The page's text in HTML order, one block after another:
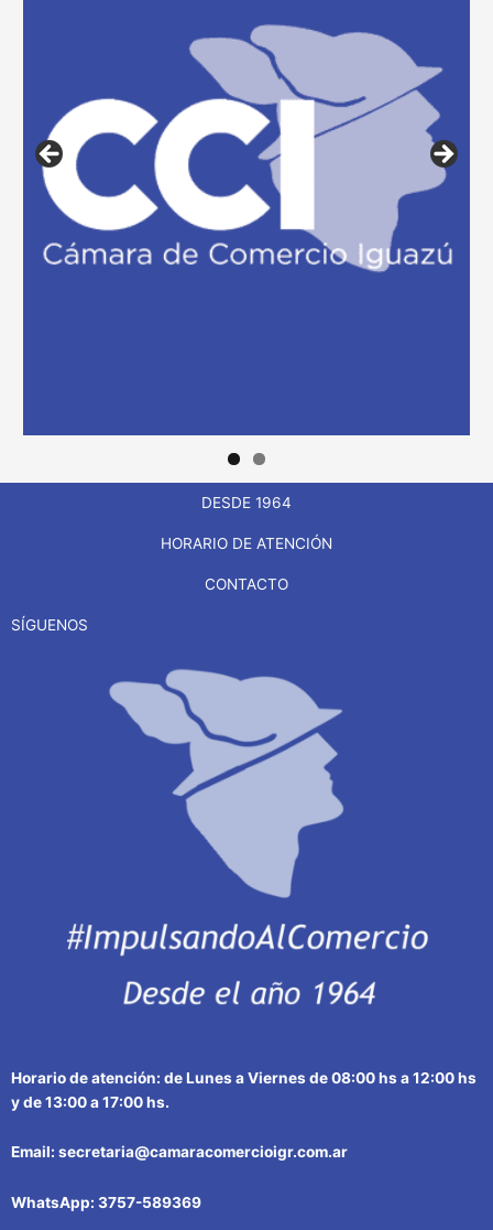
DESDE 1964
HORARIO DE ATENCIÓN
CONTACTO
SÍGUENOS
Horario de atención: de Lunes a Viernes de 08:00 hs a 12:00 hs
y de 13:00 a 17:00 hs.
Email: secretaria@camaracomercioigr.com.ar
WhatsApp: 3757-589369